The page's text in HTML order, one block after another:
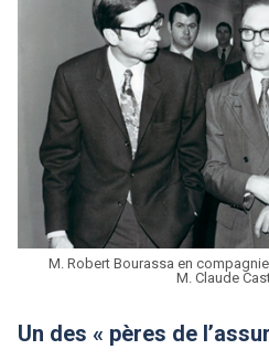
M. Robert Bourassa en
M. Claude
Un des « pères de